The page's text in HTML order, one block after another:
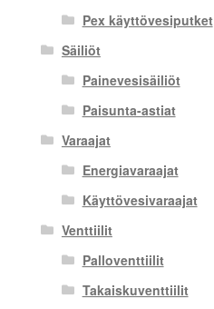
Pex käyttövesiputket
Säiliöt
Painevesisäiliöt
Paisunta-astiat
Varaajat
Energiavaraajat
Käyttövesivaraajat
Venttiilit
Palloventtiilit
Takaiskuventtiilit